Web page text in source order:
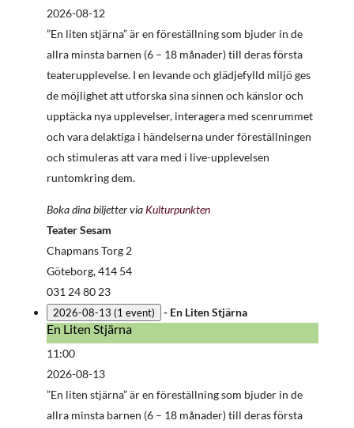
Stjärna
2026-08-12
”En liten stjärna” är en föreställning som bjuder in de
allra minsta barnen (6 – 18 månader) till deras första
teaterupplevelse. I en levande och glädjefylld miljö ges
de möjlighet att utforska sina sinnen och känslor och
upptäcka nya upplevelser, interagera med scenrummet
och vara delaktiga i händelserna under föreställningen
och stimuleras att vara med i live-upplevelsen
runtomkring dem.
Boka dina biljetter via Kulturpunkten
Teater Sesam
Chapmans Torg 2
Göteborg,414 54
031 24 80 23
2026-08-13 (1 event) - En Liten Stjärna
En
Liten
Stjärna
En Liten Stjärna
11:00
2026-08-13
”En liten stjärna” är en föreställning som bjuder in de
allra minsta barnen (6 – 18 månader) till deras första